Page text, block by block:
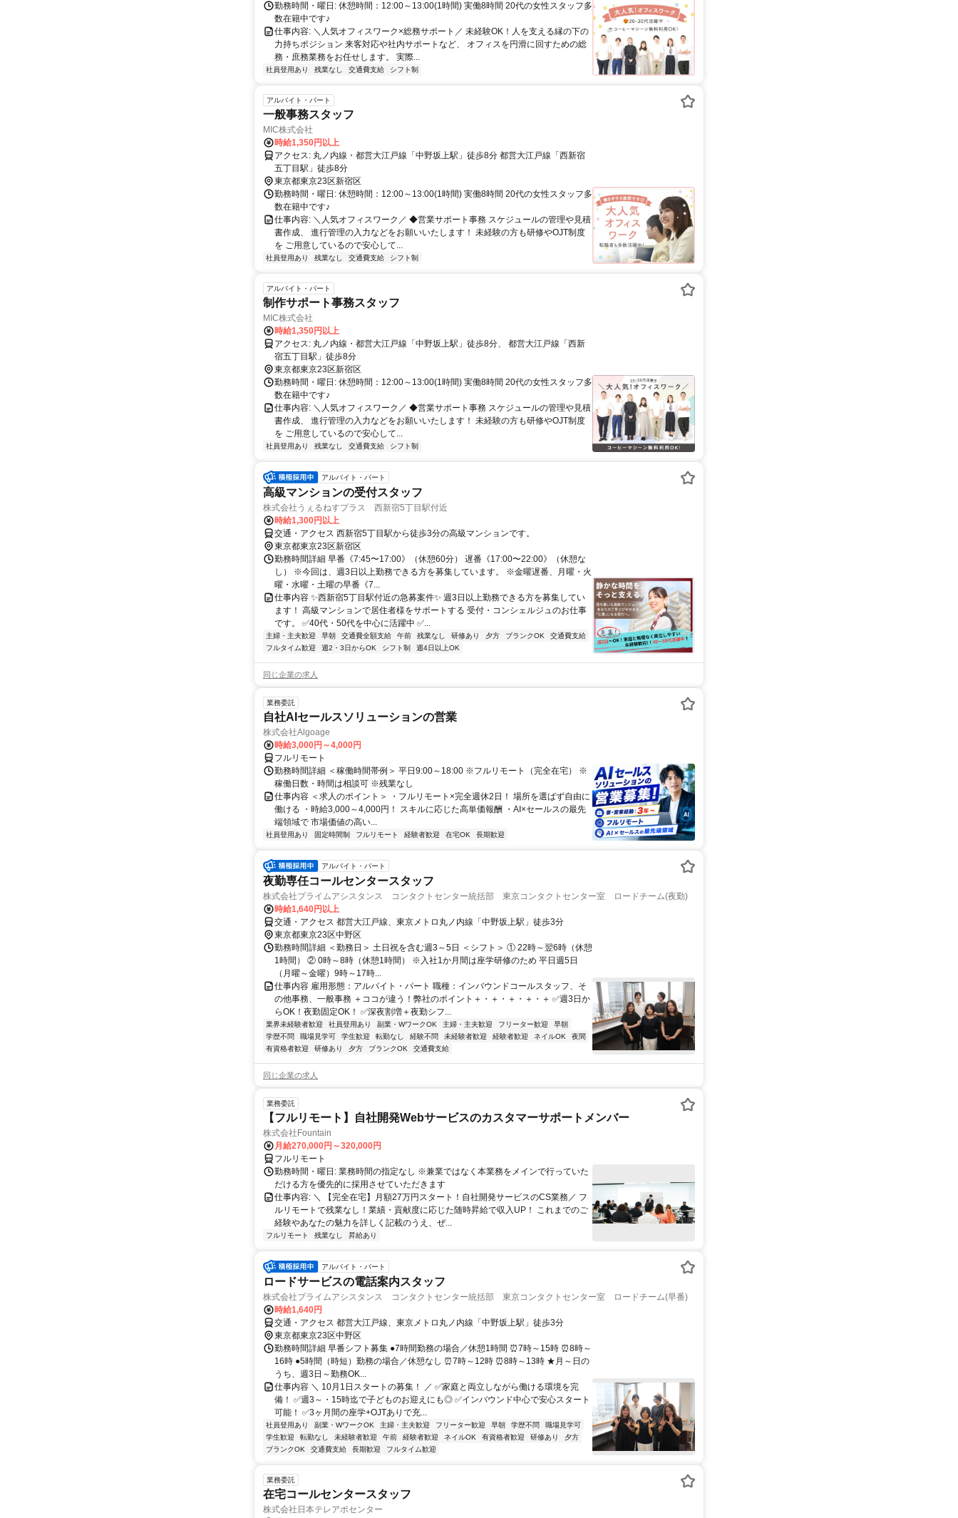
勤務時間・曜日: 休憩時間：12:00～13:00(1時間) 実働8時間 20代の女性スタッフ多
数在籍中です♪
仕事内容: ＼人気オフィスワーク×総務サポート／ 未経験OK！人を支える縁の下の
力持ちポジション 来客対応や社内サポートなど、 オフィスを円滑に回すための総
務・庶務業務をお任せします。 実際...
社員登用あり 残業なし 交通費支給 シフト制
アルバイト・パート
一般事務スタッフ
MIC株式会社
時給1,350円以上
アクセス: 丸ノ内線・都営大江戸線「中野坂上駅」徒歩8分 都営大江戸線「西新宿
五丁目駅」徒歩8分
東京都東京23区新宿区
勤務時間・曜日: 休憩時間：12:00～13:00(1時間) 実働8時間 20代の女性スタッフ多
数在籍中です♪
仕事内容: ＼人気オフィスワーク／ ◆営業サポート事務 スケジュールの管理や見積
書作成、 進行管理の入力などをお願いいたします！ 未経験の方も研修やOJT制度
を ご用意しているので安心して...
社員登用あり 残業なし 交通費支給 シフト制
アルバイト・パート
制作サポート事務スタッフ
MIC株式会社
時給1,350円以上
アクセス: 丸ノ内線・都営大江戸線「中野坂上駅」徒歩8分、 都営大江戸線「西新
宿五丁目駅」徒歩8分
東京都東京23区新宿区
勤務時間・曜日: 休憩時間：12:00～13:00(1時間) 実働8時間 20代の女性スタッフ多
数在籍中です♪
仕事内容: ＼人気オフィスワーク／ ◆営業サポート事務 スケジュールの管理や見積
書作成、 進行管理の入力などをお願いいたします！ 未経験の方も研修やOJT制度
を ご用意しているので安心して...
社員登用あり 残業なし 交通費支給 シフト制
アルバイト・パート
高級マンションの受付スタッフ
株式会社うぇるねすプラス 西新宿5丁目駅付近
時給1,300円以上
交通・アクセス 西新宿5丁目駅から徒歩3分の高級マンションです。
東京都東京23区新宿区
勤務時間詳細 早番《7:45〜17:00》（休憩60分） 遅番《17:00〜22:00》（休憩な
し） ※今回は、週3日以上勤務できる方を募集しています。 ※金曜遅番、月曜・火
曜・水曜・土曜の早番《7...
仕事内容 ✨西新宿5丁目駅付近の急募案件✨ 週3日以上勤務できる方を募集してい
ます！ 高級マンションで居住者様をサポートする 受付・コンシェルジュのお仕事
です。 ✅40代・50代を中心に活躍中 ✅...
主婦・主夫歓迎 早朝 交通費全額支給 午前 残業なし 研修あり 夕方 ブランクOK
交通費支給
フルタイム歓迎
週2・3日からOK シフト制 週4日以上OK
同じ企業の求人
業務委託
自社AIセールスソリューションの営業
株式会社Algoage
時給3,000円～4,000円
フルリモート
勤務時間詳細 ＜稼働時間帯例＞ 平日9:00～18:00 ※フルリモート（完全在宅） ※
稼働日数・時間は相談可 ※残業なし
仕事内容 ＜求人のポイント＞ ・フルリモート×完全週休2日！ 場所を選ばず自由に
働ける ・時給3,000～4,000円！ スキルに応じた高単価報酬 ・AI×セールスの最先
端領域で 市場価値の高い...
社員登用あり 固定時間制 フルリモート 経験者歓迎 在宅OK 長期歓迎
アルバイト・パート
夜勤専任コールセンタースタッフ
株式会社プライムアシスタンス コンタクトセンター統括部 東京コンタクトセンター室 ロードチーム(夜勤)
時給1,640円以上
交通・アクセス 都営大江戸線、東京メトロ丸ノ内線「中野坂上駅」徒歩3分
東京都東京23区中野区
勤務時間詳細 ＜勤務日＞ 土日祝を含む週3～5日 ＜シフト＞ ① 22時～翌6時（休憩
1時間） ② 0時～8時（休憩1時間） ※入社1か月間は座学研修のため 平日週5日
（月曜～金曜）9時～17時...
仕事内容 雇用形態：アルバイト・パート 職種：インバウンドコールスタッフ、そ
の他事務、一般事務 ＋ココが違う！弊社のポイント＋・＋・＋・＋・＋ ✅週3日か
らOK！夜勤固定OK！ ✅深夜割増＋夜勤シフ...
業界未経験者歓迎 社員登用あり 副業・WワークOK 主婦・主夫歓迎 フリーター歓迎
早朝
学歴不問
職場見学可 学生歓迎 転勤なし 経験不問 未経験者歓迎 経験者歓迎 ネイルOK
夜間
有資格者歓迎
研修あり 夕方 ブランクOK 交通費支給
同じ企業の求人
業務委託
【フルリモート】自社開発Webサービスのカスタマーサポートメンバー
株式会社Fountain
月給270,000円～320,000円
フルリモート
勤務時間・曜日: 業務時間の指定なし ※兼業ではなく本業務をメインで行っていた
だける方を優先的に採用させていただきます
仕事内容: ＼ 【完全在宅】月額27万円スタート！自社開発サービスのCS業務／ フ
ルリモートで残業なし！業績・貢献度に応じた随時昇給で収入UP！ これまでのご
経験やあなたの魅力を詳しく記載のうえ、ぜ...
フルリモート 残業なし 昇給あり
アルバイト・パート
ロードサービスの電話案内スタッフ
株式会社プライムアシスタンス コンタクトセンター統括部 東京コンタクトセンター室 ロードチーム(早番)
時給1,640円
交通・アクセス 都営大江戸線、東京メトロ丸ノ内線「中野坂上駅」徒歩3分
東京都東京23区中野区
勤務時間詳細 早番シフト募集 ●7時間勤務の場合／休憩1時間 ⏰7時～15時 ⏰8時～
16時 ●5時間（時短）勤務の場合／休憩なし ⏰7時～12時 ⏰8時～13時 ★月～日の
うち、週3日～勤務OK...
仕事内容 ＼ 10月1日スタートの募集！ ／ ✅家庭と両立しながら働ける環境を完
備！ ✅週3～・15時迄で子どものお迎えにも◎ ✅インバウンド中心で安心スタート
可能！ ✅3ヶ月間の座学+OJTありで充...
社員登用あり 副業・WワークOK 主婦・主夫歓迎 フリーター歓迎 早朝 学歴不問
職場見学可
学生歓迎
転勤なし 未経験者歓迎 午前 経験者歓迎 ネイルOK 有資格者歓迎 研修あり
夕方
ブランクOK
交通費支給 長期歓迎 フルタイム歓迎
業務委託
在宅コールセンタースタッフ
株式会社日本テレアポセンター